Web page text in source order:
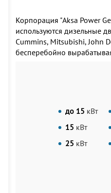
Корпорация "Aksa Power
используются дизельные
Cummins, Mitsubishi, John
бесперебойно
до 15 кВт
15 кВт
25 кВт